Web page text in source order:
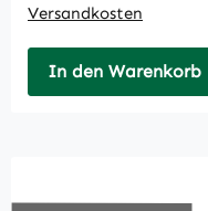
Versandkosten
In den Warenkorb